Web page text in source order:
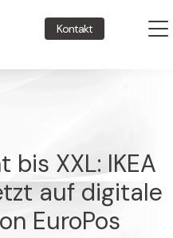
Kontakt
XXL: IKEA
auf digitale
EuroPos